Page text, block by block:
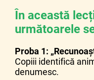
În această
următoarele
Proba 1:
Copiii identifică
denumesc.